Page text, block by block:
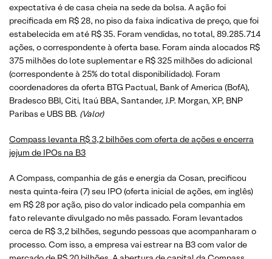
expectativa é de casa cheia na sede da bolsa. A ação foi
precificada em R$ 28, no piso da faixa indicativa de preço, que foi
estabelecida em até R$ 35. Foram vendidas, no total, 89.285.714
ações, o correspondente à oferta base. Foram ainda alocados R$
375 milhões do lote suplementar e R$ 325 milhões do adicional
(correspondente à 25% do total disponibilidado). Foram
coordenadores da oferta BTG Pactual, Bank of America (BofA),
Bradesco BBI, Citi, Itaú BBA, Santander, J.P. Morgan, XP, BNP
Paribas e UBS BB. (Valor)
Compass levanta R$ 3,2 bilhões com oferta de ações e encerra
jejum de IPOs na B3
A Compass, companhia de gás e energia da Cosan, precificou
nesta quinta-feira (7) seu IPO (oferta inicial de ações, em inglês)
em R$ 28 por ação, piso do valor indicado pela companhia em
fato relevante divulgado no mês passado. Foram levantados
cerca de R$ 3,2 bilhões, segundo pessoas que acompanharam o
processo. Com isso, a empresa vai estrear na B3 com valor de